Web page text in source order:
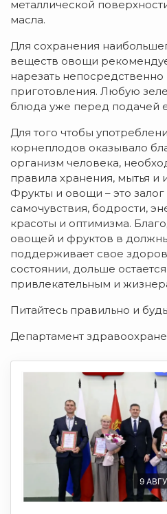
металлической
масла.
Для сохранения
веществ овощи
нарезать
приготовления. Любую
блюда уже перед подачей
Для того чтобы
корнеплодов оказывало
организм человека,
правила хранения, мытья и
Фрукты и овощи – это
самочувствия, бодрости,
красоты и оптимизма.
овощей и фруктов в
поддерживает свое
состоянии, дольше
привлекательным и
Питайтесь правильно и
Департамент
9